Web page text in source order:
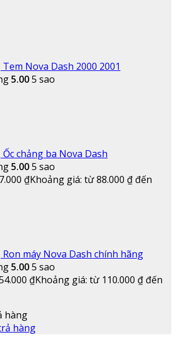
Tem Nova Dash 2000 2001
5.005 sao
Ốc chảng ba Nova Dash
5.005 sao
₫Khoảng giá: từ 88.000 ₫ đến
Ron máy Nova Dash chính hãng
5.005 sao
₫Khoảng giá: từ 110.000 ₫ đến
hàng
hàng